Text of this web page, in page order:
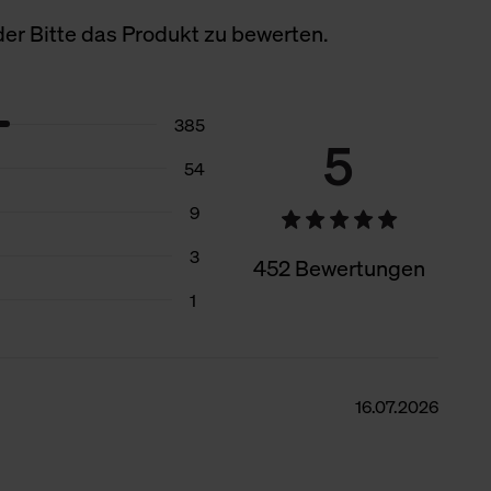
Bitte das Produkt zu bewerten.
5
452 Bewertungen
385
54
9
3
1
16.07.2026